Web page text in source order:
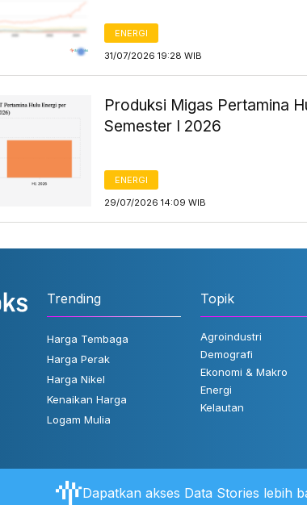
ENERGI
31/07/2026 19:28 WIB
Produksi Migas Pertamina
Semester I 2026
ENERGI
29/07/2026 14:09 WIB
Trending
Harga Tembaga
Harga Perak
Harga Nikel
Kenaikan Harga
Logam Mulia
Topik
Agroindustri
Demografi
Ekonomi & Makro
Energi
Kelautan
Aturan Pengguna FAQ Hubungi Kami
Dapatkan akses Data Stories lebih